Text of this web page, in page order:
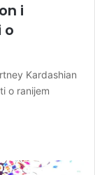
i
o
Kardashian
o ranijem